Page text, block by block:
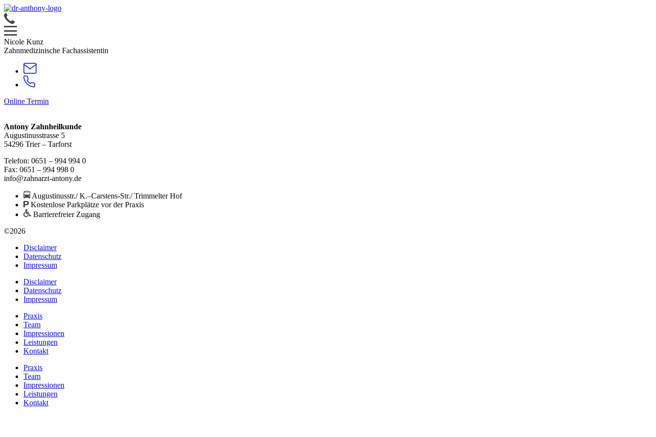
Nicole Kunz
Zahnmedizinische Fachassistentin
Online Termin
Antony Zahnheilkunde
Augustinusstrasse 5
54296 Trier – Tarforst
Telefon: 0651 – 994 994 0
Fax: 0651 – 994 998 0
info@zahnarzt-antony.de
Augustinusstr./ K.–Carstens-Str./ Trimmelter Hof
Kostenlose Parkplätze vor der Praxis
Barrierefreier Zugang
©2026
Disclaimer
Datenschutz
Impressum
Disclaimer
Datenschutz
Impressum
Praxis
Team
Impressionen
Leistungen
Kontakt
Praxis
Team
Impressionen
Leistungen
Kontakt